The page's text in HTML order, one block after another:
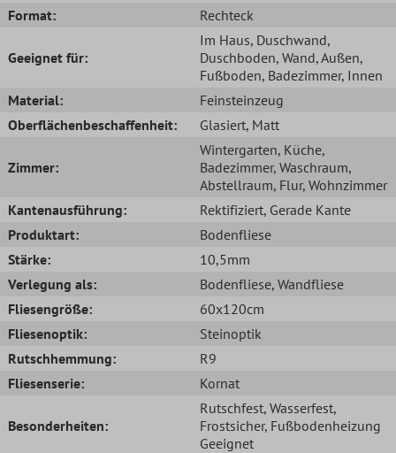
Format:
Rechteck
Geeignet für:
Im Haus, Duschwand,
Duschboden, Wand, Außen,
Fußboden, Badezimmer, Innen
Material:
Feinsteinzeug
Oberflächenbeschaffenheit:
Glasiert, Matt
Zimmer:
Wintergarten, Küche,
Badezimmer, Waschraum,
Abstellraum, Flur, Wohnzimmer
Kantenausführung:
Rektifiziert, Gerade Kante
Produktart:
Bodenfliese
Stärke:
10,5mm
Verlegung als:
Bodenfliese, Wandfliese
Fliesengröße:
60x120cm
Fliesenoptik:
Steinoptik
Rutschhemmung:
R9
Fliesenserie:
Kornat
Besonderheiten:
Rutschfest, Wasserfest,
Frostsicher, Fußbodenheizung
Geeignet